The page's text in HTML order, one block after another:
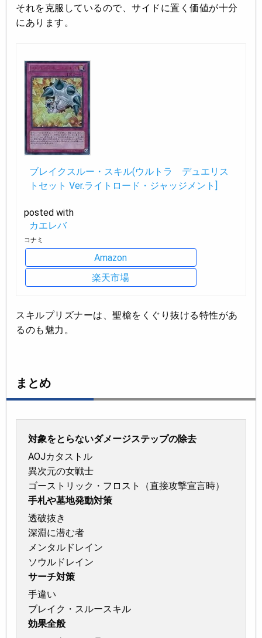
それを克服しているので、サイドに置く価値が十分
にあります。
ブレイクスルー・スキル(ウルトラ デュエリス
トセット Ver.ライトロード・ジャッジメント]
posted with
カエレバ
コナミ
Amazon
楽天市場
スキルプリズナーは、聖槍をくぐり抜ける特性があ
るのも魅力。
まとめ
対象をとらないダメージステップの除去
AOJカタストル
異次元の女戦士
ゴーストリック・フロスト（直接攻撃宣言時）
手札や墓地発動対策
透破抜き
深淵に潜む者
メンタルドレイン
ソウルドレイン
サーチ対策
手違い
ブレイク・スルースキル
効果全般